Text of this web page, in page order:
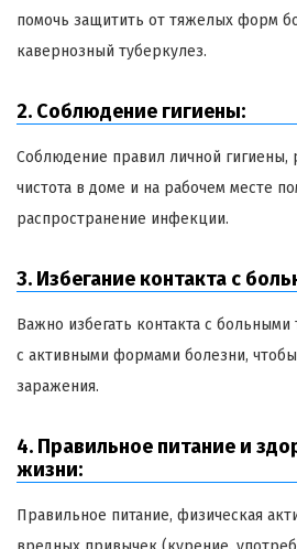
помочь защитить от тяжелых форм
кавернозный туберкулез.
2. Соблюдение гигиены:
Соблюдение правил личной гигиены,
чистота в доме и на рабочем месте
распространение инфекции.
3. Избегание контакта с
Важно избегать контакта с
с активными формами болезни,
заражения.
4. Правильное питание и
жизни:
Правильное питание, физическая